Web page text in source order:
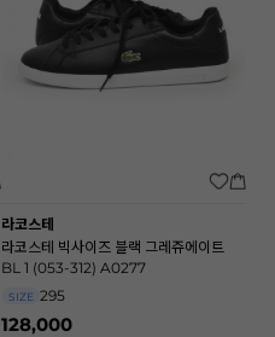
라코스테
라코스테 빅사이즈 블랙 그레쥬에이트
BL 1 (053-312) A0277
SIZE 295
128,000